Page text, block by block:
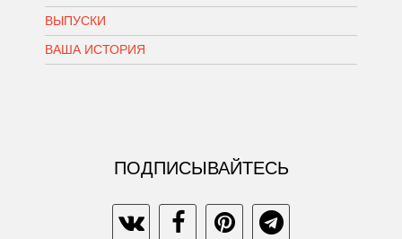
ВЫПУСКИ
ВАША ИСТОРИЯ
ПОДПИСЫВАЙТЕСЬ